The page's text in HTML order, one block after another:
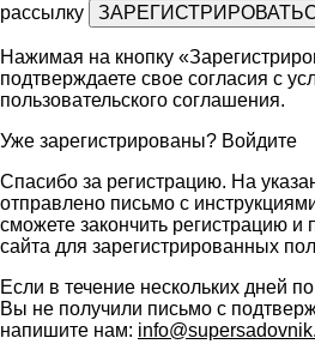
рассылку
Нажимая на кнопку
подтверждаете свое согласия с
пользовательского соглашения.
Уже зарегистрированы? Войдите
Спасибо за регистрацию. На
отправлено письмо с
сможете закончить регистрацию и
сайта для зарегистрированных
Если в течение нескольких дней
Вы не получили письмо с
напишите нам: